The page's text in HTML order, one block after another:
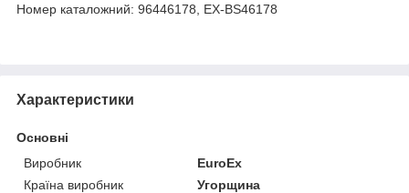
Номер каталожний: 96446178, EX-BS46178
Характеристики
Основні
Виробник
EuroEx
Країна виробник
Угорщина